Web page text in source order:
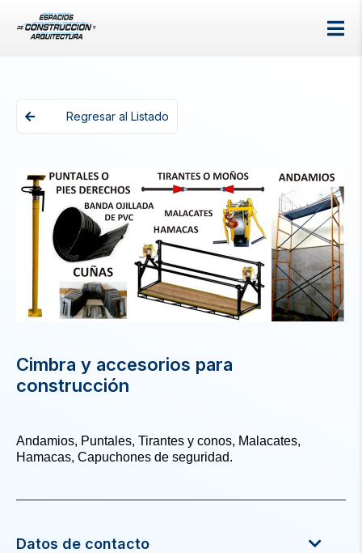
Regresar al Listado
Cimbra y accesorios para
construcción
Andamios, Puntales, Tirantes y conos, Malacates,
Hamacas, Capuchones de seguridad.
Datos de contacto